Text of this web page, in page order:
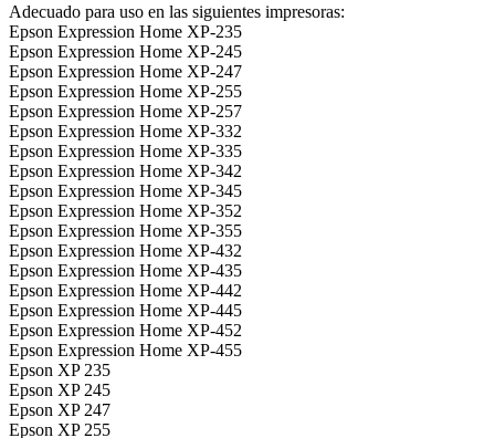
Adecuado para uso en las siguientes impresoras:
Epson Expression Home XP-235
Epson Expression Home XP-245
Epson Expression Home XP-247
Epson Expression Home XP-255
Epson Expression Home XP-257
Epson Expression Home XP-332
Epson Expression Home XP-335
Epson Expression Home XP-342
Epson Expression Home XP-345
Epson Expression Home XP-352
Epson Expression Home XP-355
Epson Expression Home XP-432
Epson Expression Home XP-435
Epson Expression Home XP-442
Epson Expression Home XP-445
Epson Expression Home XP-452
Epson Expression Home XP-455
Epson XP 235
Epson XP 245
Epson XP 247
Epson XP 255